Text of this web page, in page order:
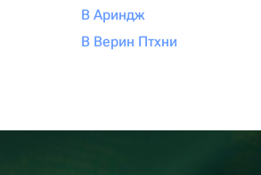
В Ариндж
В Верин Птхни